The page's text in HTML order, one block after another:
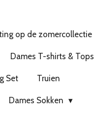
op de zomercollectie
Dames T-shirts & Tops
Set Truien
Dames Sokken